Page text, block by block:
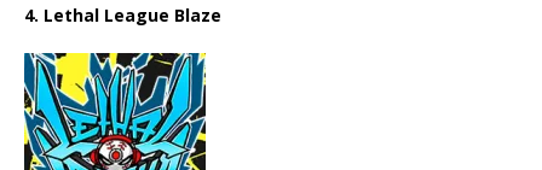
4. Lethal League Blaze